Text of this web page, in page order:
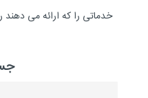
خدماتی را که ارائه می دهند